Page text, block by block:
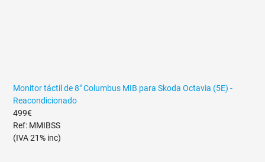
Monitor táctil de 8" Columbus MIB para Skoda Octavia (5E) -
Reacondicionado
499€
Ref: MMIBSS
(IVA 21% inc)